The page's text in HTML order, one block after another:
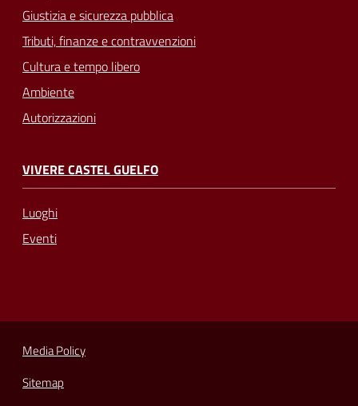
Giustizia e sicurezza pubblica
Tributi, finanze e contravvenzioni
Cultura e tempo libero
Ambiente
Autorizzazioni
VIVERE CASTEL GUELFO
Luoghi
Eventi
Media Policy
Sitemap